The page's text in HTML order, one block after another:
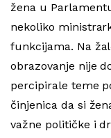
žena u
nekoliko
funkcijama. Na
obrazovanje nije
percipirale teme
činjenica da si
važne političke i